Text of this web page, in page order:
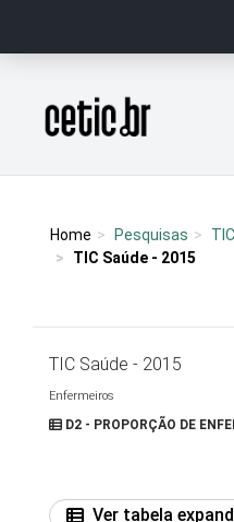
Página inicial
Home Pesquisas
TIC Saúde - 2015
TIC Saúde - 2015
Enfermeiros
D2 - PROPORÇÃO DE
Ver tabela